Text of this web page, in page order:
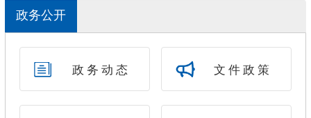
政务公开
政务动态 文件政策